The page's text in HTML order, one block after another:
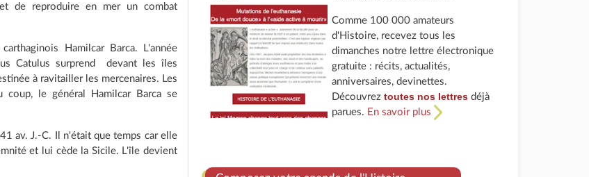
de reproduire en mer un combat
Hamilcar Barca. L'année
Catulus surprend devant les îles
à ravitailler les mercenaires. Les
coup, le général Hamilcar Barca se
av. J.-C. Il n'était que temps car elle
et lui cède la Sicile. L'île devient
Comme 100 000 amateurs
d'Histoire, recevez tous les
dimanches notre lettre électronique
gratuite : récits, actualités,
anniversaires, devinettes.
Découvreztoutes nos lettres déjà
parues. En savoir plus